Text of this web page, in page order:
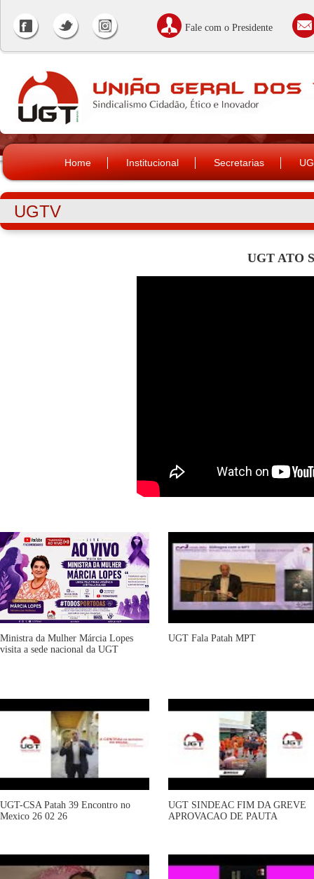
Fale com o Presidente
Home Institucional Secretarias
UGTV
UGT ATO
Ministra da Mulher Márcia Lopes
visita a sede nacional da UGT
UGT Fala Patah MPT
UGT-CSA Patah 39 Encontro no
Mexico 26 02 26
UGT SINDEAC FIM DA GREVE
APROVACAO DE PAUTA